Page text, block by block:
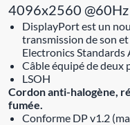
4096x2560 @60Hz
DisplayPort est un
transmission de son
Electronics Standards
Câble équipé de deux
LSOH
Cordon anti-halogène,
fumée.
Conforme DP v1.2